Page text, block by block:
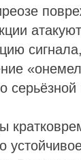
серьёзной